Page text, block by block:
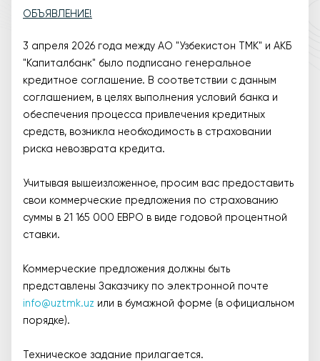
ОБЪЯВЛЕНИЕ!
3 апреля 2026 года между АО "Узбекистон ТМК" и АКБ
"Капиталбанк" было подписано генеральное
кредитное соглашение. В соответствии с данным
соглашением, в целях выполнения условий банка и
обеспечения процесса привлечения кредитных
средств, возникла необходимость в страховании
риска невозврата кредита.
Учитывая вышеизложенное, просим вас предоставить
свои коммерческие предложения по страхованию
суммы в 21 165 000 ЕВРО в виде годовой процентной
ставки.
Коммерческие предложения должны быть
представлены Заказчику по электронной почте
info@uztmk.uz или в бумажной форме (в официальном
порядке).
Техническое задание прилагается.